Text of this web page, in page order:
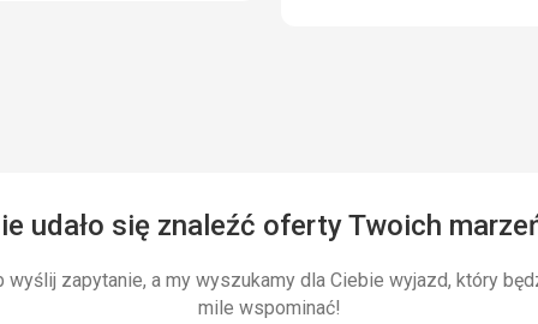
udało się znaleźć oferty Twoich
wyślij zapytanie, a my wyszukamy dla Ciebie wyjazd, który
mile wspominać!